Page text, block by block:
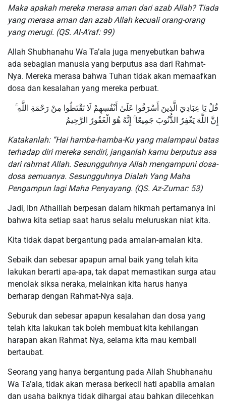
Maka apakah mereka merasa aman dari azab Allah? Tiada
yang merasa aman dan azab Allah kecuali orang-orang
yang merugi. (QS. Al-A’raf: 99)
Allah Shubhanahu Wa Ta’ala juga menyebutkan bahwa
ada sebagian manusia yang berputus asa dari Rahmat-
Nya. Mereka merasa bahwa Tuhan tidak akan memaafkan
dosa dan kesalahan yang mereka perbuat.
قُلْ يَا عِبَادِيَ الَّذِينَ أَسْرَفُوا عَلَىٰ أَنْفُسِهِمْ لَا تَقْنَطُوا مِنْ رَحْمَةِ اللَّهِ ۚ
إِنَّ اللَّهَ يَغْفِرُ الذُّنُوبَ جَمِيعًا ۚ إِنَّهُ هُوَ الْغَفُورُ الرَّحِيمُ
Katakanlah: “Hai hamba-hamba-Ku yang malampaui batas
terhadap diri mereka sendiri, janganlah kamu berputus asa
dari rahmat Allah. Sesungguhnya Allah mengampuni dosa-
dosa semuanya. Sesungguhnya Dialah Yang Maha
Pengampun lagi Maha Penyayang. (QS. Az-Zumar: 53)
Jadi, Ibn Athaillah berpesan dalam hikmah pertamanya ini
bahwa kita setiap saat harus selalu meluruskan niat kita.
Kita tidak dapat bergantung pada amalan-amalan kita.
Sebaik dan sebesar apapun amal baik yang telah kita
lakukan berarti apa-apa, tak dapat memastikan surga atau
menolak siksa neraka, melainkan kita harus hanya
berharap dengan Rahmat-Nya saja.
Seburuk dan sebesar apapun kesalahan dan dosa yang
telah kita lakukan tak boleh membuat kita kehilangan
harapan akan Rahmat Nya, selama kita mau kembali
bertaubat.
Seorang yang hanya bergantung pada Allah Shubhanahu
Wa Ta’ala, tidak akan merasa berkecil hati apabila amalan
dan usaha baiknya tidak dihargai atau bahkan dilecehkan